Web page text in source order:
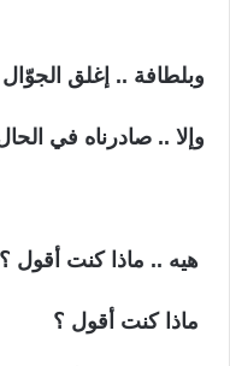
وبلطافة .. إغلق الجوّال
وإلا .. صادرناه في
هيه .. ماذا كنت أقول
ماذا كنت أقول ؟